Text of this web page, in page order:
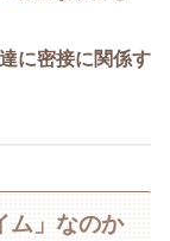
に密接に関係す
ム」なのか